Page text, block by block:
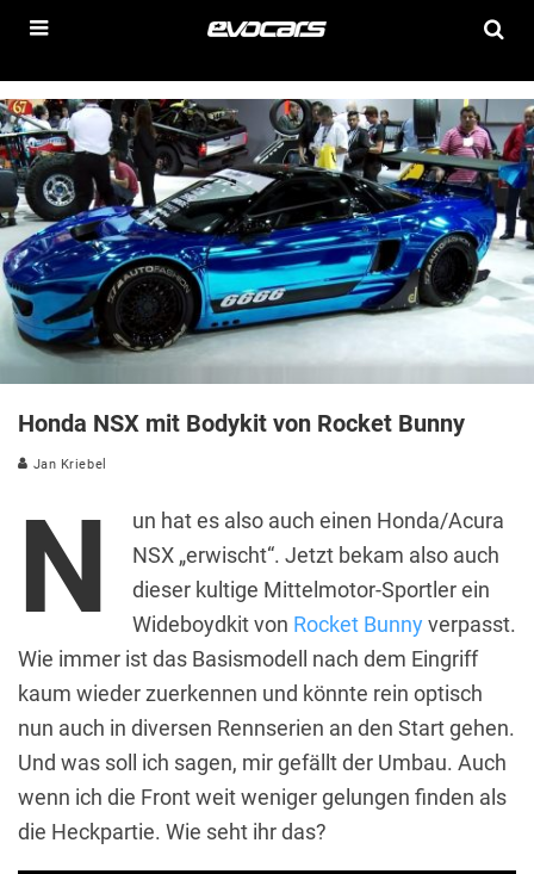
Honda NSX mit Bodykit von Rocket Bunny
Jan Kriebel
N
un hat es also auch einen Honda/Acura
NSX „erwischt“. Jetzt bekam also auch
dieser kultige Mittelmotor-Sportler ein
Wideboydkit von Rocket Bunnyverpasst.
Wie immer ist das Basismodell nach dem Eingriff
kaum wieder zuerkennen und könnte rein optisch
nun auch in diversen Rennserien an den Start gehen.
Und was soll ich sagen, mir gefällt der Umbau. Auch
wenn ich die Front weit weniger gelungen finden als
die Heckpartie. Wie seht ihr das?